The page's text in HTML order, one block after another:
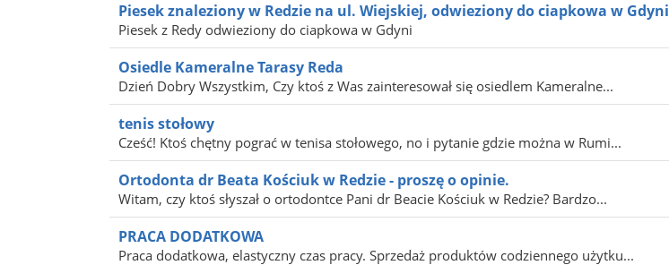
Piesek znaleziony w Redzie na ul. Wiejskiej, odwieziony do ciapkowa w Gdyni
Piesek z Redy odwieziony do ciapkowa w Gdyni
Osiedle Kameralne Tarasy Reda
Dzień Dobry Wszystkim, Czy ktoś z Was zainteresował się osiedlem Kameralne...
tenis stołowy
Cześć! Ktoś chętny pograć w tenisa stołowego, no i pytanie gdzie można w Rumi...
Ortodonta dr Beata Kościuk w Redzie - proszę o opinie.
Witam, czy ktoś słyszał o ortodontce Pani dr Beacie Kościuk w Redzie? Bardzo...
PRACA DODATKOWA
Praca dodatkowa, elastyczny czas pracy. Sprzedaż produktów codziennego użytku...